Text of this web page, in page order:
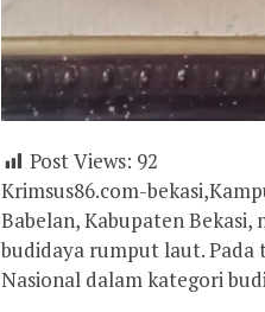
Post Views: 92
Krimsus86.com-
Babelan, Kabupaten Bekasi,
budidaya rumput laut. Pada
Nasional dalam kategori